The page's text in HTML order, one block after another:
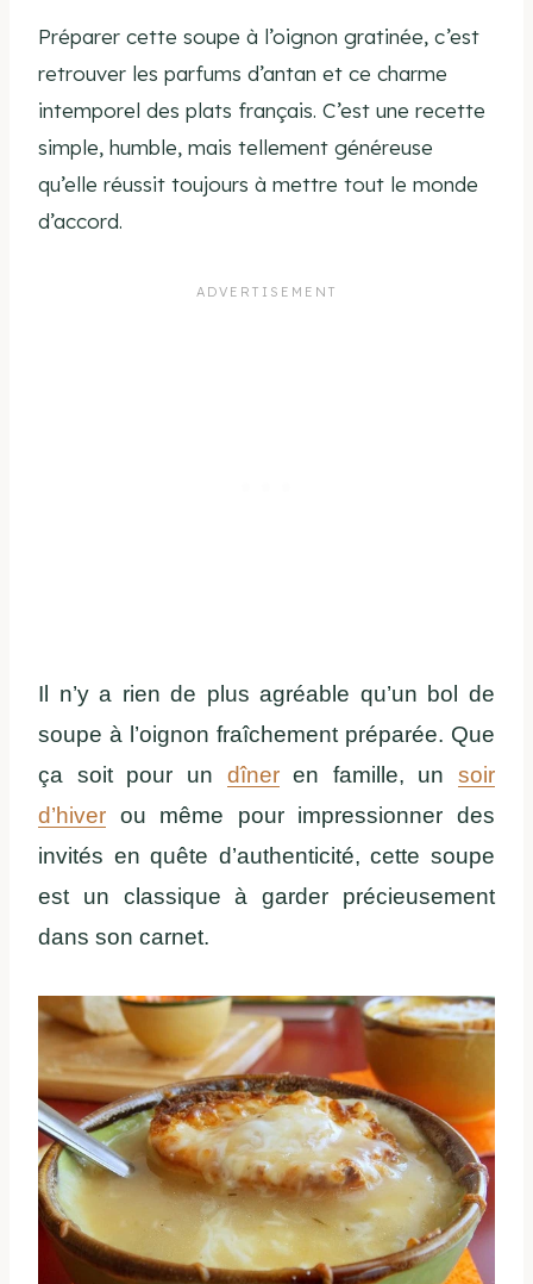
Préparer cette soupe à l’oignon gratinée, c’est
retrouver les parfums d’antan et ce charme
intemporel des plats français. C’est une recette
simple, humble, mais tellement généreuse
qu’elle réussit toujours à mettre tout le monde
d’accord.
Il n’y a rien de plus agréable qu’un bol de
soupe à l’oignon fraîchement préparée. Que
ça soit pour un dîneren famille, un soir
d’hiver ou même pour impressionner des
invités en quête d’authenticité, cette soupe
est un classique à garder précieusement
dans son carnet.